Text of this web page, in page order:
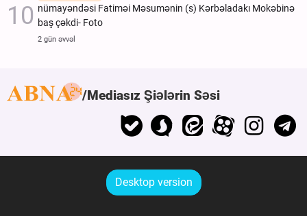
nümayəndəsi Fatiməi Məsumənin (s) Kərbəladakı Mokəbinə
baş çəkdi- Foto
2 gün əvvəl
Mediasız Şiələrin Səsi
Desktop version